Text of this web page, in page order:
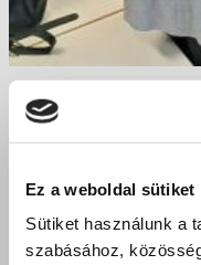
Ez a weboldal sütiket
Sütiket használunk a
szabásához,
100%-os siker a
ágazati vizsgán!